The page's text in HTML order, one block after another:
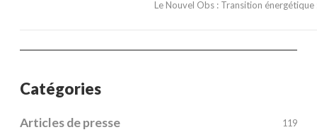
Le Nouvel Obs : Transition
Catégories
Articles de presse 119